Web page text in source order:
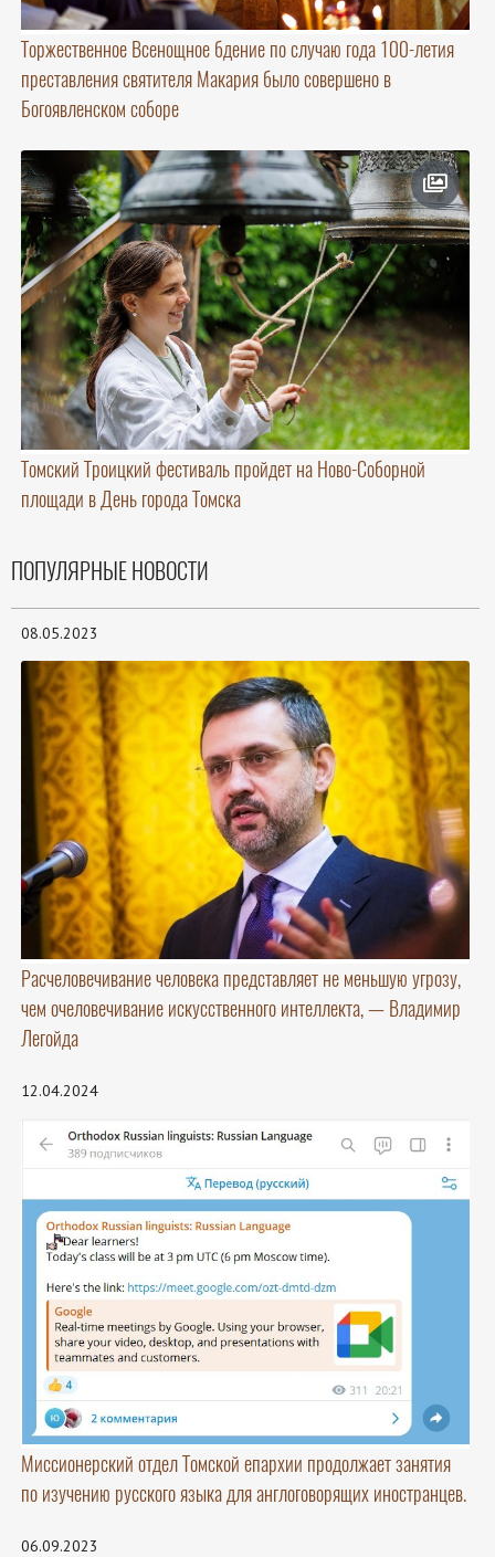
Торжественное Всенощное бдение по случаю года 100-летия
преставления святителя Макария было совершено в
Богоявленском соборе
Томский Троицкий фестиваль пройдет на Ново-Соборной
площади в День города Томска
ПОПУЛЯРНЫЕ НОВОСТИ
08.05.2023
Расчеловечивание человека представляет не меньшую угрозу,
чем очеловечивание искусственного интеллекта, — Владимир
Легойда
12.04.2024
Миссионерский отдел Томской епархии продолжает занятия
по изучению русского языка для англоговорящих иностранцев.
06.09.2023